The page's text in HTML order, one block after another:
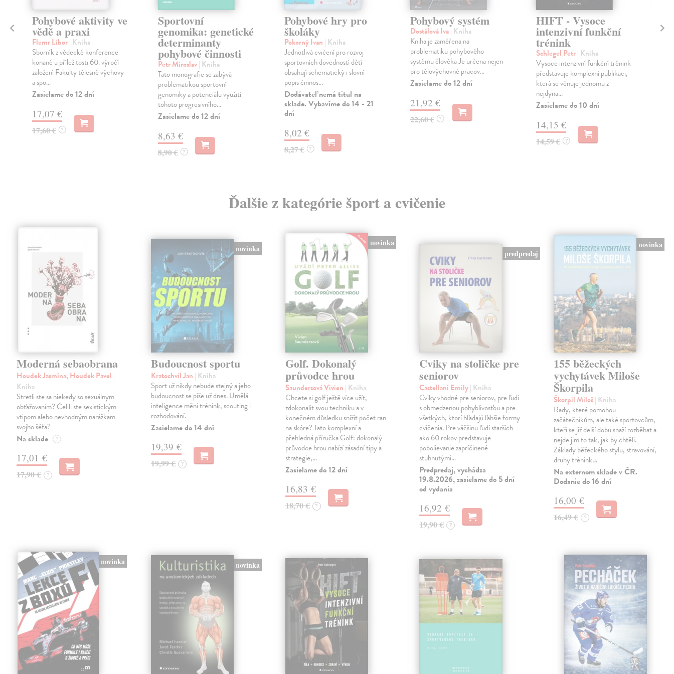
Pohybové aktivity ve
vědě a praxi
Flemr Libor| Kniha
Sborník z vědecké konference
konané u příležitosti 60. výročí
založení Fakulty tělesné výchovy
a spo...
Zasielame do 12 dní
17,07 €
17,60 € ?
Sportovní
genomika: genetické
determinanty
pohybové činnosti
Petr Miroslav| Kniha
Tato monografie se zabývá
problematikou sportovní
genomiky a potenciálu využití
tohoto progresivního...
Zasielame do 12 dní
8,63 €
8,90 € ?
Pohybové hry pro
školáky
Pokorný Ivan | Kniha
Jednotlivá cvičení pro rozvoj
sportovních dovedností dětí
obsahují schematický i slovní
popis činnos...
Dodávateľ nemá titul na
sklade. Vybavíme do 14 - 21
dní
8,02 €
8,27 € ?
Pohybový systém
Dostálová Iva| Kniha
Kniha je zaměřena na
problematiku pohybového
systému člověka Je určena nejen
pro tělovýchovné pracov...
Zasielame do 12 dní
21,92 €
22,60 € ?
HIFT - Vysoce
intenzivní funkční
trénink
Schlegel Petr| Kniha
Vysoce intenzivní funkční trénink
představuje komplexní publikaci,
která se věnuje jednomu z
nejdyna...
Zasielame do 10 dní
14,15 €
14,59 € ?
Ďalšie z kategórie šport a cvičenie
Moderná sebaobrana
Houdek Jasmína, Houdek Pavel |
Kniha
Stretli ste sa niekedy so sexuálnym
obťažovaním? Čelili ste sexistickým
vtipom alebo nevhodným narážkam
svojho šéfa?
Na sklade ?
17,01 €
17,90 € ?
novinka
Budoucnost sportu
Kratochvíl Jan | Kniha
Sport už nikdy nebude stejný a jeho
budoucnost se píše už dnes. Umělá
inteligence mění trénink, scouting i
rozhodování.
Zasielame do 14 dní
19,39 €
19,99 € ?
novinka
Golf. Dokonalý
průvodce hrou
Saundersová Vivien | Kniha
Chcete si golf ještě více užít,
zdokonalit svou techniku a v
konečném důsledku snížit počet ran
na skóre? Tato komplexní a
přehledná příručka Golf: dokonalý
průvodce hrou nabízí zásadní tipy a
strategie,…
Zasielame do 12 dní
16,83 €
18,70 € ?
predpredaj
Cviky na stoličke pre
seniorov
Castellani Emily| Kniha
Cviky vhodné pre seniorov, pre ľudí
s obmedzenou pohyblivosťou a pre
všetkých, ktorí hľadajú ľahšie formy
cvičenia. Pre väčšinu ľudí starších
ako 60 rokov predstavuje
pobolievanie zapríčinené
stuhnutými…
Predpredaj, vychádza
19.8.2026, zasielame do 5 dní
od vydania
16,92 €
19,90 € ?
novinka
155 běžeckých
vychytávek Miloše
Škorpila
Škorpil Miloš| Kniha
Rady, které pomohou
začátečníkům, ale také sportovcům,
kteří se již delší dobu snaží rozběhat a
nejde jim to tak, jak by chtěli.
Základy běžeckého stylu, stravování,
druhy tréninku.
Na externom sklade v ČR.
Dodanie do 16 dní
16,00 €
16,49 € ?
novinka novinka